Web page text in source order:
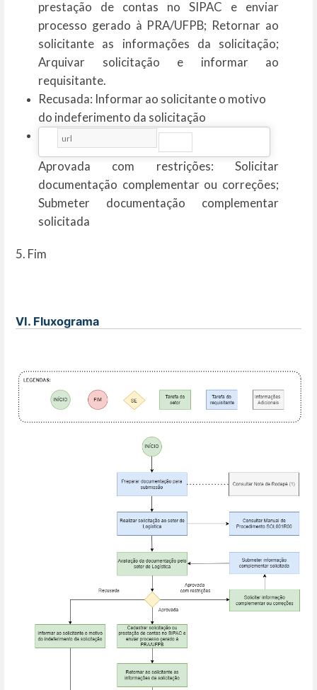
prestação de contas no SIPAC e enviar
processo gerado à PRA/UFPB; Retornar ao
solicitante as informações da solicitação;
Arquivar solicitação e informar ao
requisitante.
Recusada: Informar ao solicitante o motivo
do indeferimento da solicitação
Aprovada com restrições: Solicitar
documentação complementar ou correções;
Submeter documentação complementar
solicitada
5. Fim
VI. Fluxograma